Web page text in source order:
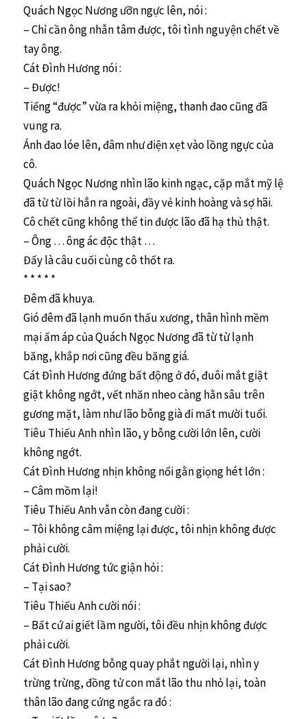
Quách Ngọc Nương ưỡn ngực lên, nói :
– Chỉ cần ông nhẫn tâm được, tôi tình nguyện chết về
tay ông.
Cát Đình Hương nói :
– Được!
Tiếng “được” vừa ra khỏi miệng, thanh đao cũng đã
vung ra.
Ánh đao lóe lên, đâm như điện xẹt vào lồng ngực của
cô.
Quách Ngọc Nương nhìn lão kinh ngạc, cặp mắt mỹ lệ
đã từ từ lồi hẳn ra ngoài, đầy vẻ kinh hoàng và sợ hãi.
Cô chết cũng không thể tin được lão đã hạ thủ thật.
– Ông … ông ác độc thật …
Đấy là câu cuối cùng cô thốt ra.
* * * * *
Đêm đã khuya.
Gió đêm đã lạnh muốn thấu xương, thân hình mềm
mại ấm áp của Quách Ngọc Nương đã từ từ lạnh
băng, khắp nơi cũng đều băng giá.
Cát Đình Hương đứng bất động ở đó, đuôi mắt giật
giật không ngớt, vết nhăn nheo càng hằn sâu trên
gương mặt, làm như lão bỗng già đi mất mười tuổi.
Tiêu Thiếu Anh nhìn lão, y bỗng cười lớn lên, cười
không ngớt.
Cát Đình Hương nhịn không nổi gằn giọng hét lớn :
– Câm mồm lại!
Tiêu Thiếu Anh vẫn còn đang cười :
– Tôi không câm miệng lại được, tôi nhịn không được
phải cười.
Cát Đình Hương tức giận hỏi :
– Tại sao?
Tiêu Thiếu Anh cười nói :
– Bất cứ ai giết lầm người, tôi đều nhịn không được
phải cười.
Cát Đình Hương bỗng quay phắt người lại, nhìn y
trừng trừng, đồng tử con mắt lão thu nhỏ lại, toàn
thân lão đang cứng ngắc ra đó :